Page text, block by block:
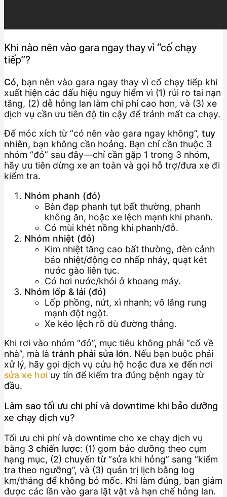
Khi nào nên vào gara ngay thay vì “cố chạy
tiếp”?
Có, bạn nên vào gara ngay thay vì cố chạy tiếp khi
xuất hiện các dấu hiệu nguy hiểm vì (1) rủi ro tai nạn
tăng, (2) dễ hỏng lan làm chi phí cao hơn, và (3) xe
dịch vụ cần ưu tiên độ tin cậy để tránh mất ca chạy.
Để móc xích từ “có nên vào gara ngay không”, tuy
nhiên, bạn không cần hoảng. Bạn chỉ cần thuộc 3
nhóm “đỏ” sau đây—chỉ cần gặp 1 trong 3 nhóm,
hãy ưu tiên dừng xe an toàn và gọi hỗ trợ/đưa xe đi
kiểm tra.
Nhóm phanh (đỏ)
Bàn đạp phanh tụt bất thường, phanh
không ăn, hoặc xe lệch mạnh khi phanh.
Có mùi khét nồng khi phanh/đỗ.
Nhóm nhiệt (đỏ)
Kim nhiệt tăng cao bất thường, đèn cảnh
báo nhiệt/động cơ nhấp nháy, quạt két
nước gào liên tục.
Có hơi nước/khói ở khoang máy.
Nhóm lốp & lái (đỏ)
Lốp phồng, nứt, xì nhanh; vô lăng rung
mạnh đột ngột.
Xe kéo lệch rõ dù đường thẳng.
Khi rơi vào nhóm “đỏ”, mục tiêu không phải “cố về
nhà”, mà là tránh phải sửa lớn. Nếu bạn buộc phải
xử lý, hãy gọi dịch vụ cứu hộ hoặc đưa xe đến nơi
sửa xe hơi uy tín để kiểm tra đúng bệnh ngay từ
đầu.
Làm sao tối ưu chi phí và downtime khi bảo dưỡng
xe chạy dịch vụ?
Tối ưu chi phí và downtime cho xe chạy dịch vụ
bằng 3 chiến lược: (1) gom bảo dưỡng theo cụm
hạng mục, (2) chuyển từ “sửa khi hỏng” sang “kiểm
tra theo ngưỡng”, và (3) quản trị lịch bằng log
km/tháng để không bỏ mốc. Khi làm đúng, bạn giảm
được các lần vào gara lặt vặt và hạn chế hỏng lan.